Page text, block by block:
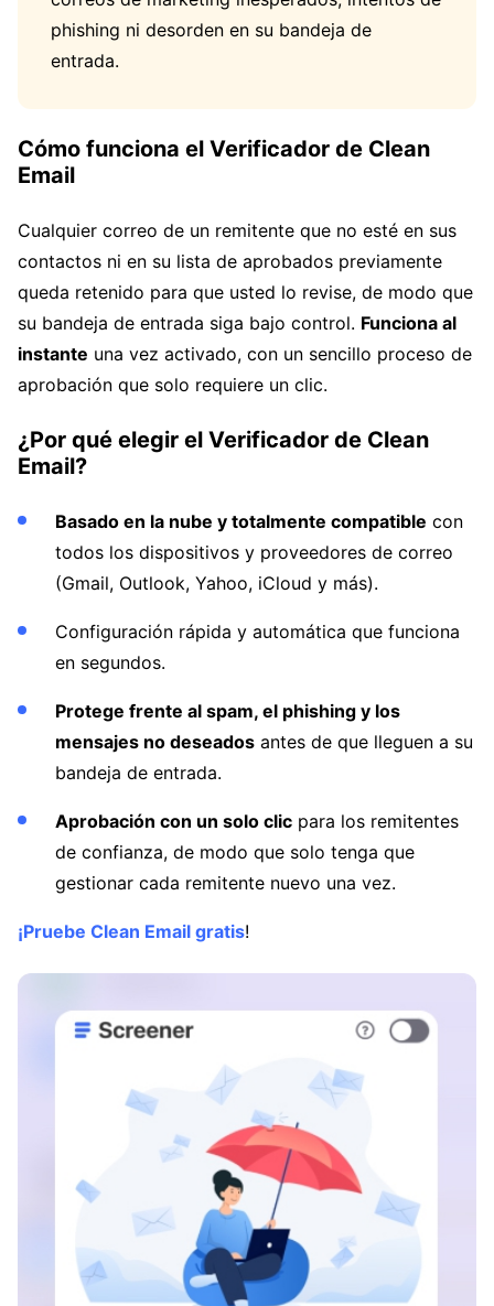
phishing ni desorden en su bandeja de
entrada.
Cómo funciona el Verificador de Clean
Email
Cualquier correo de un remitente que no esté en sus
contactos ni en su lista de aprobados previamente
queda retenido para que usted lo revise, de modo que
su bandeja de entrada siga bajo control. Funciona al
instante una vez activado, con un sencillo proceso de
aprobación que solo requiere un clic.
¿Por qué elegir el Verificador de Clean
Email?
Basado en la nube y totalmente compatible con
todos los dispositivos y proveedores de correo
(Gmail, Outlook, Yahoo, iCloud y más).
Configuración rápida y automática que funciona
en segundos.
Protege frente al spam, el phishing y los
mensajes no deseados antes de que lleguen a su
bandeja de entrada.
Aprobación con un solo clic para los remitentes
de confianza, de modo que solo tenga que
gestionar cada remitente nuevo una vez.
¡Pruebe Clean Email gratis!